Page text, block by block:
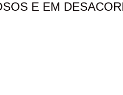
E EM